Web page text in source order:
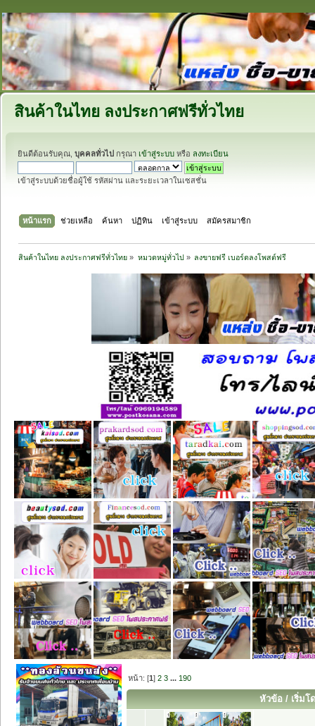
สินค้าในไทย ลงประกาศฟรีทั่วไทย
ยินดีต้อนรับคุณ, บุคคลทั่วไป กรุณา เข้าสู่ระบบ หรือ ลงทะเบียน
เข้าสู่ระบบด้วยชื่อผู้ใช้ รหัสผ่าน และระยะเวลาในเซสชั่น
หน้าแรก ช่วยเหลือ ค้นหา ปฏิทิน เข้าสู่ระบบ สมัครสมาชิก
สินค้าในไทย ลงประกาศฟรีทั่วไทย » หมวดหมู่ทั่วไป» ลงขายฟรี เบอร์ดลงโพสต์ฟรี
หน้า: [1]2 3 ... 190
หัวข้อ / เริ่มโ